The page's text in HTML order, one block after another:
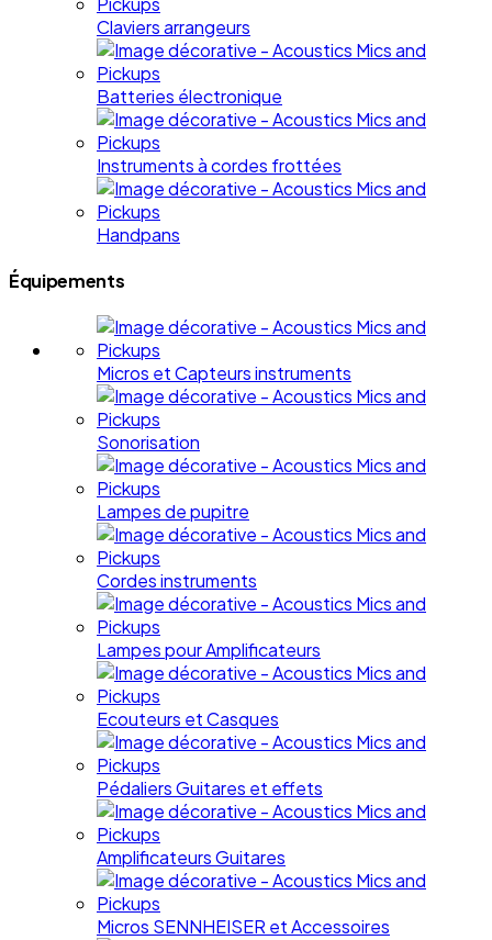
Claviers arrangeurs
Batteries électronique
Instruments à cordes frottées
Handpans
Équipements
Micros et Capteurs instruments
Sonorisation
Lampes de pupitre
Cordes instruments
Lampes pour Amplificateurs
Ecouteurs et Casques
Pédaliers Guitares et effets
Amplificateurs Guitares
Micros SENNHEISER et Accessoires